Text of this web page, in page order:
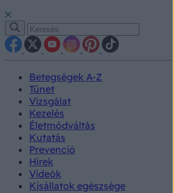
Betegségek A-Z
Tünet
Vizsgálat
Kezelés
Életmódváltás
Kutatás
Prevenció
Hírek
Videók
Kisállatok egészsége